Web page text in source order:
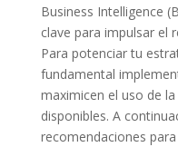
Business Intelligence
clave para impulsar el
Para potenciar tu
fundamental
maximicen el uso de
disponibles. A
recomendaciones